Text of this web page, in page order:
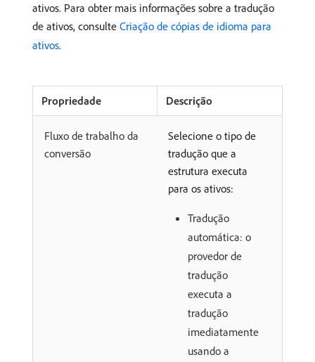
ativos. Para obter mais informações sobre a tradução
de ativos, consulte Criação de cópias de idioma para
ativos.
Propriedade Descrição
Fluxo de trabalho da
conversão
Selecione o tipo de
tradução que a
estrutura executa
para os ativos:
Tradução
automática: o
provedor de
tradução
executa a
tradução
imediatamente
usando a